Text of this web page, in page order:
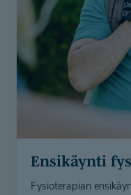
Pori
Henna Erkkilä
Mette Säisä
Lahti |
Ensikäynti
Fysioterapian